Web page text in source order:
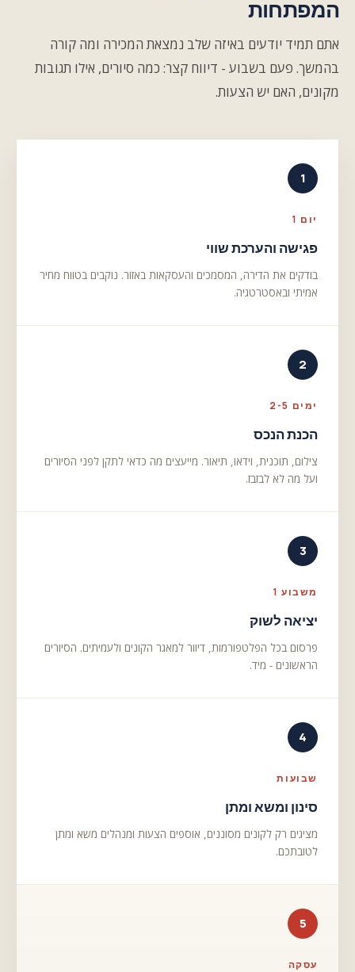
המפתחות
אתם תמיד יודעים באיזה שלב נמצאת המכירה ומה קורה
בהמשך. פעם בשבוע - דיווח קצר: כמה סיורים, אילו תגובות
מקונים, האם יש הצעות.
1
יום 1
פגישה והערכת שווי
בודקים את הדירה, המסמכים והעסקאות באזור. נוקבים בטווח מחיר
אמיתי ובאסטרטגיה.
2
ימים 2-5
הכנת הנכס
צילום, תוכנית, וידאו, תיאור. מייעצים מה כדאי לתקן לפני הסיורים
ועל מה לא לבזבז.
3
משבוע 1
יציאה לשוק
פרסום בכל הפלטפורמות, דיוור למאגר הקונים ולעמיתים. הסיורים
הראשונים - מיד.
4
שבועות
סינון ומשא ומתן
מציגים רק לקונים מסוננים, אוספים הצעות ומנהלים משא ומתן
לטובתכם.
5
עסקה